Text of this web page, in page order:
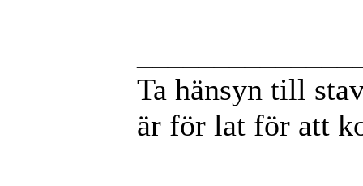
Ta hänsyn till
är för lat för att